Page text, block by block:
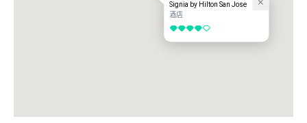
Signia by Hilton San Jose
酒店
4/5